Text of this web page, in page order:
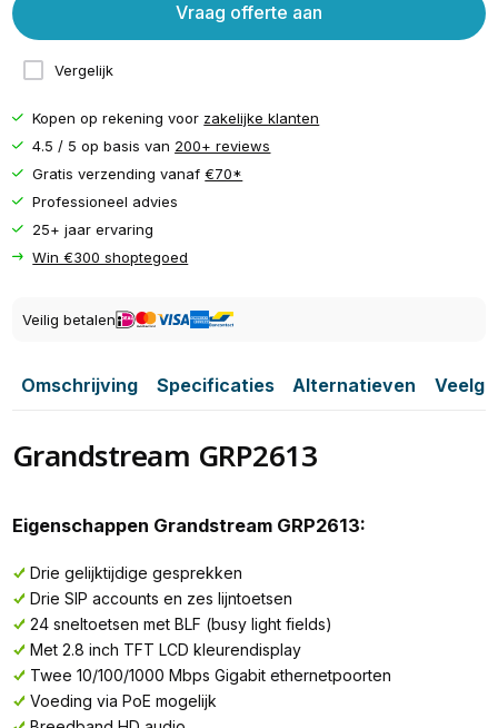
Vergelijk
Vraag offerte aan
Kopen op rekening voor zakelijke klanten
4.5 / 5 op basis van 200+ reviews
Gratis verzending vanaf€70*
Professioneel advies
25+ jaar ervaring
Win €300 shoptegoed
Veilig betalen
Omschrijving Specificaties Alternatieven
Grandstream GRP2613
Eigenschappen Grandstream GRP2613:
Drie gelijktijdige gesprekken
Drie SIP accounts en zes lijntoetsen
24 sneltoetsen met BLF (busy light fields)
Met 2.8 inch TFT LCD kleurendisplay
Twee 10/100/1000 Mbps Gigabit ethernetpoorten
Voeding via PoE mogelijk